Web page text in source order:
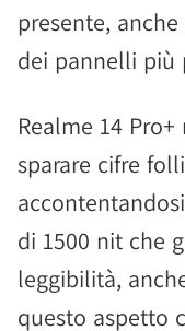
presente,
dei pannelli più
Realme 14
sparare cifre
di 1500 nit che
leggibilità,
questo aspetto